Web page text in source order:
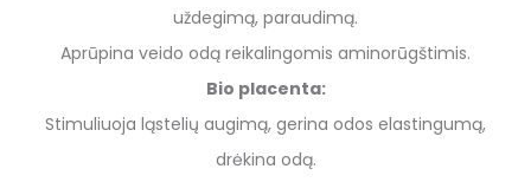
uždegimą, paraudimą.
Aprūpina veido odą reikalingomis aminorūgštimis.
Bio placenta:
Stimuliuoja ląstelių augimą, gerina odos elastingumą,
drėkina odą.